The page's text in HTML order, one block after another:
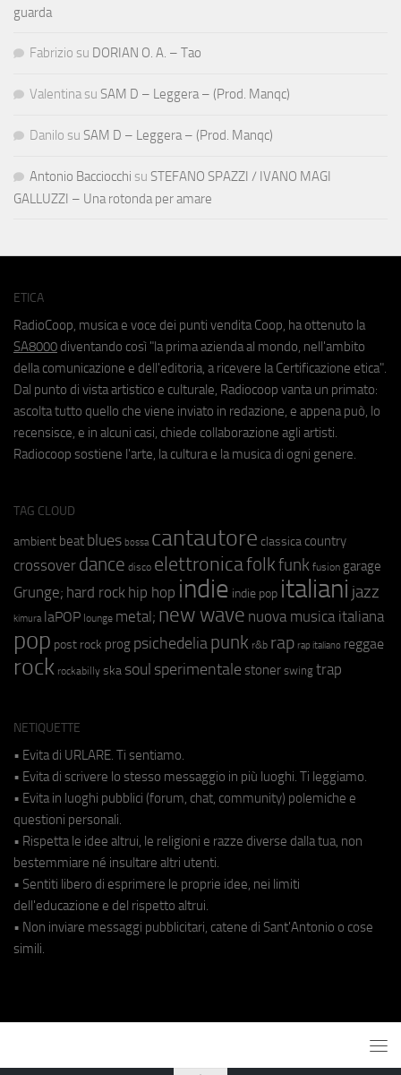
guarda
Fabrizio su DORIAN O. A. – Tao
Valentina su SAM D – Leggera – (Prod. Manqc)
Danilo su SAM D – Leggera – (Prod. Manqc)
Antonio Bacciocchi su STEFANO SPAZZI / IVANO MAGI
GALLUZZI – Una rotonda per amare
ETICA
RadioCoop, musica e voce dei punti vendita Coop, ha ottenuto la
SA8000 diventando così "la prima azienda al mondo, nell'ambito
della comunicazione e dell'editoria, a ricevere la Certificazione etica".
Dal punto di vista artistico e culturale, Radiocoop vanta un primato:
ascolta tutto quello che viene inviato in redazione, e appena può, lo
recensisce, e in alcuni casi, chiede collaborazione agli artisti.
Radiocoop sostiene l'arte, la cultura e la musica di ogni genere.
TAG CLOUD
ambient beat blues bossa cantautore classica country
crossover dance disco elettronicafolkfunk fusion garage
Grunge; hard rock hip hop indie indie pop italiani jazz
kimura laPOP lounge metal; new wave nuova musica italiana
pop post rock prog psichedeliapunk r&b rap rap italiano reggae
rock rockabilly ska soul sperimentale stoner swing trap
NETIQUETTE
• Evita di URLARE. Ti sentiamo.
• Evita di scrivere lo stesso messaggio in più luoghi. Ti leggiamo.
• Evita in luoghi pubblici (forum, chat, community) polemiche e
questioni personali.
• Rispetta le idee altrui, le religioni e razze diverse dalla tua, non
bestemmiare né insultare altri utenti.
• Sentiti libero di esprimere le proprie idee, nei limiti
dell'educazione e del rispetto altrui.
• Non inviare messaggi pubblicitari, catene di Sant'Antonio o cose
simili.